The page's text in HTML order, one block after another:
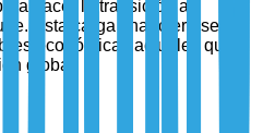
hacer la transición a
Esta carga financiera se ve
económicas actuales que
global.